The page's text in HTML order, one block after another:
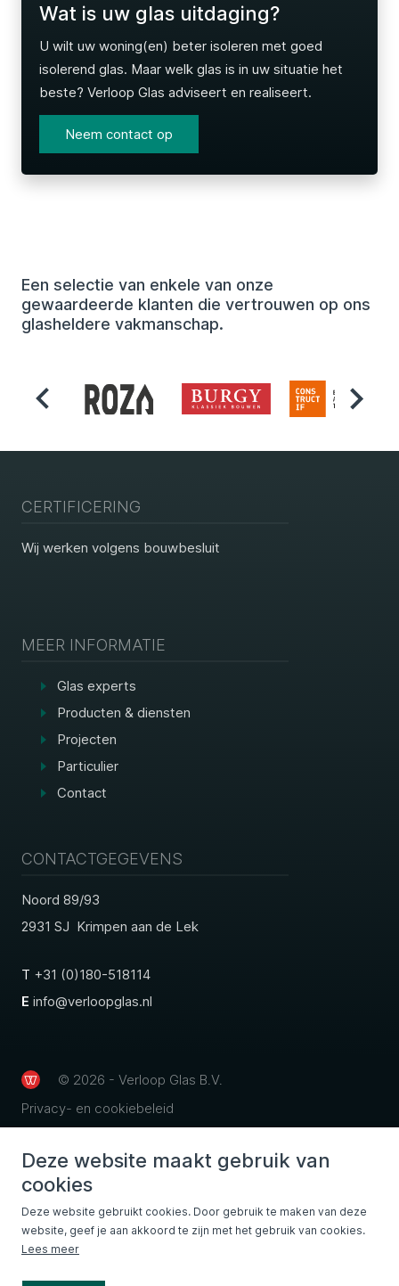
Wat is uw glas uitdaging?
U wilt uw woning(en) beter isoleren met goed
isolerend glas. Maar welk glas is in uw situatie het
beste? Verloop Glas adviseert en realiseert.
Neem contact op
Een selectie van enkele van onze
gewaardeerde klanten die vertrouwen op ons
glasheldere vakmanschap.
CERTIFICERING
Wij werken volgens bouwbesluit
MEER INFORMATIE
Glas experts
Producten & diensten
Projecten
Particulier
Contact
CONTACTGEGEVENS
Noord 89/93
2931 SJ Krimpen aan de Lek
T +31 (0)180-518114
E info@verloopglas.nl
© 2026 - Verloop Glas B.V.
Privacy- en cookiebeleid
Deze website maakt gebruik van
cookies
Deze website gebruikt cookies. Door gebruik te maken van deze
website, geef je aan akkoord te zijn met het gebruik van cookies.
Lees meer